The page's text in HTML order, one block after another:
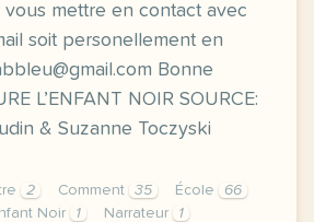
mettre en contact avec
soit personellement en
Bonne
L’ENFANT NOIR SOURCE:
& Suzanne Toczyski
2 Comment 35 École
66
Noir 1 Narrateur 1